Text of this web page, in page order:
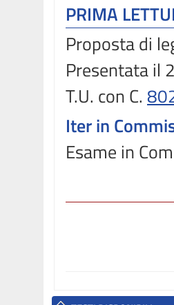
PRIMA
Proposta di
Presentata il
T.U. con C.
Iter in
Esame in